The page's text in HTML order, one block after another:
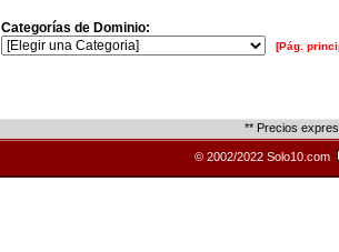
Categorías de Dominio:
[Pág.
** Precios
© 2002/2022 Solo10.com